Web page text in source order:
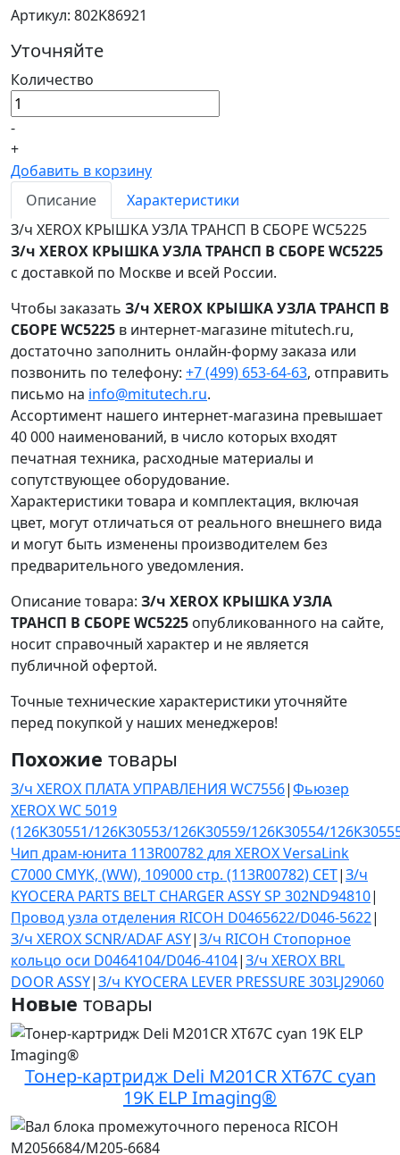
Артикул: 802K86921
Уточняйте
Количество
-
+
Добавить в корзину
Описание
Характеристики
З/ч XEROX КРЫШКА УЗЛА ТРАНСП В СБОРЕ WC5225
З/ч XEROX КРЫШКА УЗЛА ТРАНСП В СБОРЕ WC5225
с доставкой по Москве и всей России.
Чтобы заказать З/ч XEROX КРЫШКА УЗЛА ТРАНСП В
СБОРЕ WC5225 в интернет-магазине mitutech.ru,
достаточно заполнить онлайн-форму заказа или
позвонить по телефону: +7 (499) 653-64-63, отправить
письмо на info@mitutech.ru.
Ассортимент нашего интернет-магазина превышает
40 000 наименований, в число которых входят
печатная техника, расходные материалы и
сопутствующее оборудование.
Характеристики товара и комплектация, включая
цвет, могут отличаться от реального внешнего вида
и могут быть изменены производителем без
предварительного уведомления.
Описание товара: З/ч XEROX КРЫШКА УЗЛА
ТРАНСП В СБОРЕ WC5225 опубликованного на сайте,
носит справочный характер и не является
публичной офертой.
Точные технические характеристики уточняйте
перед покупкой у наших менеджеров!
Похожие товары
З/ч XEROX ПЛАТА УПРАВЛЕНИЯ WC7556|Фьюзер
XEROX WC 5019
(126K30551/126K30553/126K30559/126K30554/
Чип драм-юнита 113R00782 для XEROX VersaLink
C7000 CMYK, (WW), 109000 стр. (113R00782) CET|З/ч
KYOCERA PARTS BELT CHARGER ASSY SP 302ND94810|
Провод узла отделения RICOH D0465622/D046-5622|
З/ч XEROX SCNR/ADAF ASY|З/ч RICOH Стопорное
кольцо оси D0464104/D046-4104|З/ч XEROX BRL
DOOR ASSY|З/ч KYOCERA LEVER PRESSURE 303LJ29060
Новые товары
Тонер-картридж Deli M201CR XT67C cyan
19K ELP Imaging®